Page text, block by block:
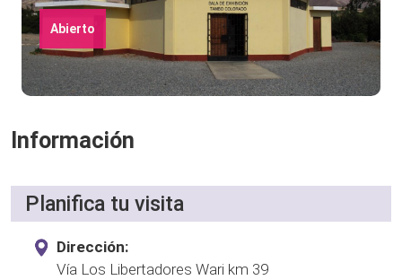
Abierto
Información
Planifica tu visita
Dirección:
Vía Los Libertadores Wari km 39